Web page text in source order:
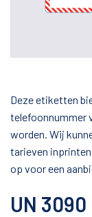
Deze etiketten
telefoonnummer
worden. Wij
tarieven
op voor een
UN 3090